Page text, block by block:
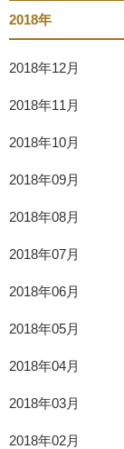
2018年
2018年12月
2018年11月
2018年10月
2018年09月
2018年08月
2018年07月
2018年06月
2018年05月
2018年04月
2018年03月
2018年02月